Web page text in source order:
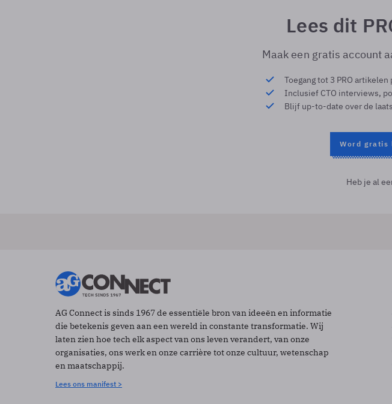
Lees dit
Maak een gratis account
Toegang tot 3 PRO artikelen
Inclusief CTO interviews,
Blijf up-to-date over de
Word gratis
Heb je al
AG Connect is sinds 1967 de essentiële bron van ideeën en informatie
die betekenis geven aan een wereld in constante transformatie. Wij
laten zien hoe tech elk aspect van ons leven verandert, van onze
organisaties, ons werk en onze carrière tot onze cultuur, wetenschap
en maatschappij.
Lees ons manifest >